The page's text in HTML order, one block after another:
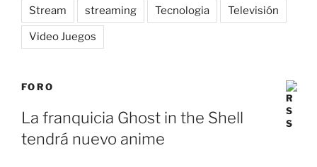
Stream streaming Tecnologia Televisión
Video Juegos
FORO
La franquicia Ghost in the Shell
tendrá nuevo anime